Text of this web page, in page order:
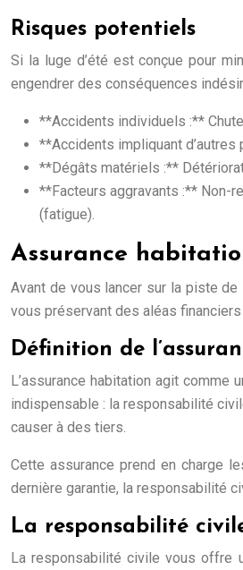
Risques potentiels
Si la luge d’été est conçue pour
engendrer des conséquences
**Accidents individuels :**
**Accidents impliquant
**Dégâts matériels :**
**Facteurs aggravants :** Non-
(fatigue).
Assurance
Avant de vous lancer sur la piste
vous préservant des aléas
Définition de
L’assurance habitation agit
indispensable : la responsabilité
causer à des tiers.
Cette assurance prend en charge
dernière garantie, la responsabilité
La responsabilité
La responsabilité civile vous offre